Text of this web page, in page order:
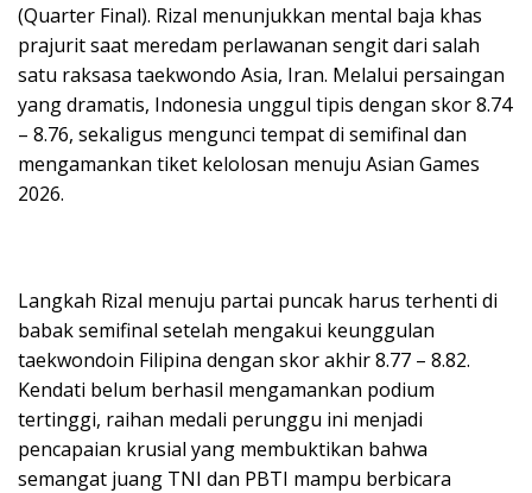
(Quarter Final). Rizal menunjukkan mental baja khas
prajurit saat meredam perlawanan sengit dari salah
satu raksasa taekwondo Asia, Iran. Melalui persaingan
yang dramatis, Indonesia unggul tipis dengan skor 8.74
– 8.76, sekaligus mengunci tempat di semifinal dan
mengamankan tiket kelolosan menuju Asian Games
2026.
Langkah Rizal menuju partai puncak harus terhenti di
babak semifinal setelah mengakui keunggulan
taekwondoin Filipina dengan skor akhir 8.77 – 8.82.
Kendati belum berhasil mengamankan podium
tertinggi, raihan medali perunggu ini menjadi
pencapaian krusial yang membuktikan bahwa
semangat juang TNI dan PBTI mampu berbicara